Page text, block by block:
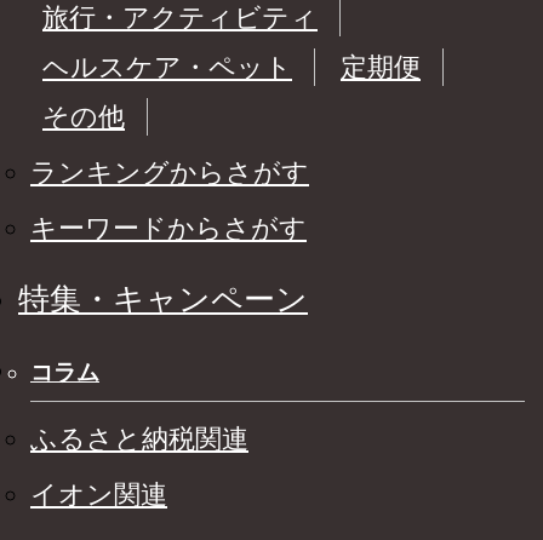
旅行・アクティビティ
ヘルスケア・ペット
定期便
その他
ランキングからさがす
キーワードからさがす
特集・キャンペーン
コラム
ふるさと納税関連
イオン関連